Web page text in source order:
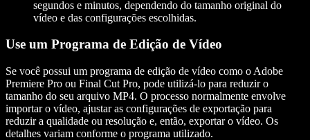
segundos e minutos, dependendo do tamanho original do
vídeo e das configurações escolhidas.
Use um Programa de Edição de Vídeo
Se você possui um programa de edição de vídeo como o Adobe
Premiere Pro ou Final Cut Pro, pode utilizá-lo para reduzir o
tamanho do seu arquivo MP4. O processo normalmente envolve
importar o vídeo, ajustar as configurações de exportação para
reduzir a qualidade ou resolução e, então, exportar o vídeo. Os
detalhes variam conforme o programa utilizado.